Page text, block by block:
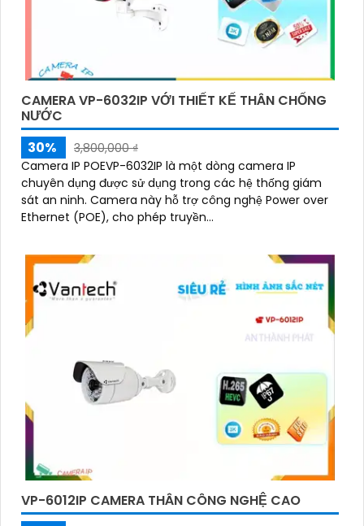
CAMERA VP-6032IP VỚI THIẾT KẾ THÂN CHỐNG
NƯỚC
30%
3,800,000 ₫
Camera IP POEVP-6032IP là một dòng camera IP
chuyên dụng được sử dụng trong các hệ thống giám
sát an ninh. Camera này hỗ trợ công nghệ Power over
Ethernet (POE), cho phép truyền...
VP-6012IP CAMERA THÂN CÔNG NGHỆ CAO